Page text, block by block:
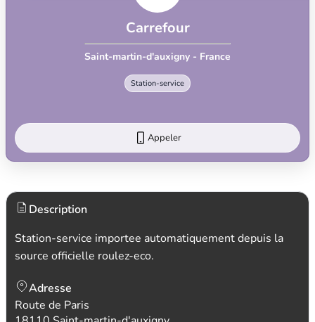
Carrefour
Saint-martin-d'auxigny - France
Station-service
Appeler
Description
Station-service importee automatiquement depuis la
source officielle roulez-eco.
Adresse
Route de Paris